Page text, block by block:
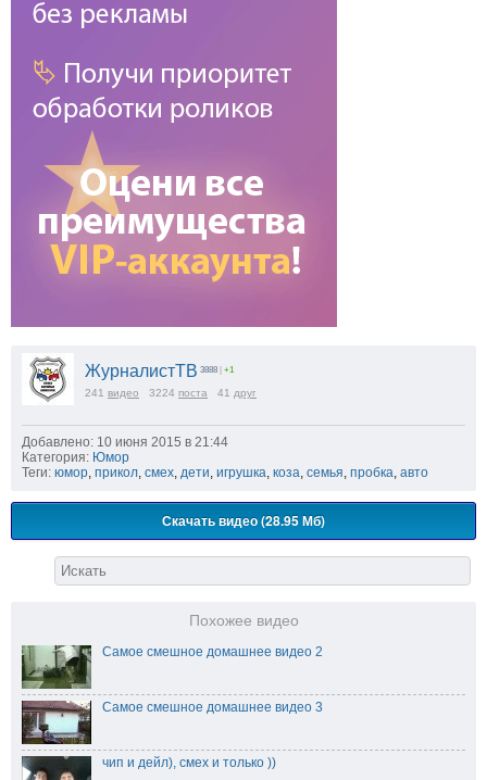
ЖурналистТВ 3888 +1
241 видео 3224 поста 41 друг
Добавлено: 10 июня 2015 в 21:44
Категория: Юмор
Теги: юмор, прикол, смех, дети, игрушка, коза, семья, пробка, авто
Скачать видео (28.95 Мб)
Похожее видео
Самое смешное домашнее видео 2
Самое смешное домашнее видео 3
чип и дейл), смех и только ))